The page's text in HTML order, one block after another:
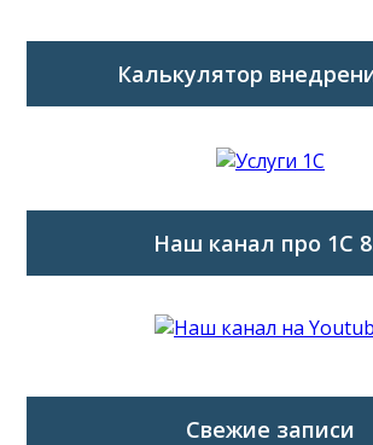
Калькулятор
Наш канал про 1С
Свежие записи